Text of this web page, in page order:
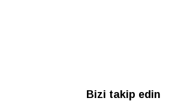
Bizi takip edin